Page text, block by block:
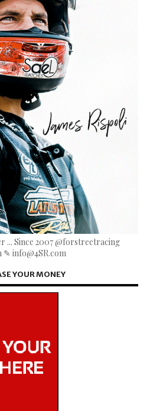
... Since 2007 @forstreetracing
✎ info@4SR.com
YOUR MONEY